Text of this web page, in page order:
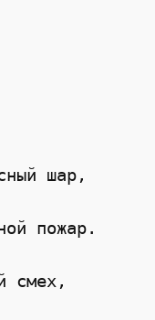
шар,
пожар.
смех,